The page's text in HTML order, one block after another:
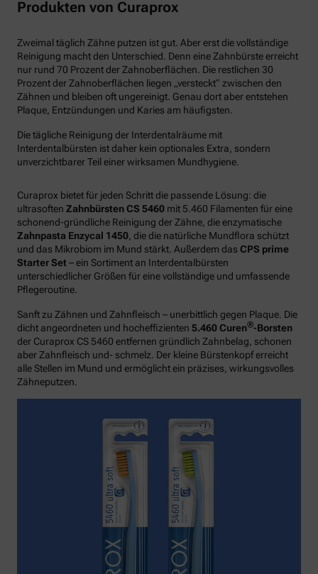
Produkten von Curaprox
Zweimal täglich Zähne putzen ist gut. Aber erst die vollständige
Reinigung macht den Unterschied. Denn eine Zahnbürste erreicht
nur rund 70 Prozent der Zahnoberflächen. Die restlichen 30
Prozent der Zahnoberflächen liegen „versteckt“ zwischen den
Zähnen und bleiben oft ungereinigt. Genau dort aber entstehen
Plaque, Entzündungen und Karies am häufigsten.
Die tägliche Reinigung der Interdentalräume mit
Interdentalbürsten ist daher kein optionales Extra, sondern
unverzichtbarer Teil einer wirksamen Mundhygiene.
Curaprox bietet für jeden Schritt die passende Lösung: die
ultrasoften Zahnbürsten CS 5460 mit 5.460 Filamenten für eine
schonend-gründliche Reinigung der Zähne, die enzymatische
Zahnpasta Enzycal 1450, die die natürliche Mundflora schützt
und das Mikrobiom im Mund stärkt. Außerdem das CPS prime
Starter Set– ein Sortiment an Interdentalbürsten
unterschiedlicher Größen für eine vollständige und umfassende
Pflegeroutine.
Sanft zu Zähnen und Zahnfleisch – unerbittlich gegen Plaque. Die
dicht angeordneten und hocheffizienten 5.460 Curen®-Borsten
der Curaprox CS 5460 entfernen gründlich Zahnbelag, schonen
aber Zahnfleisch und- schmelz. Der kleine Bürstenkopf erreicht
alle Stellen im Mund und ermöglicht ein präzises, wirkungsvolles
Zähneputzen.